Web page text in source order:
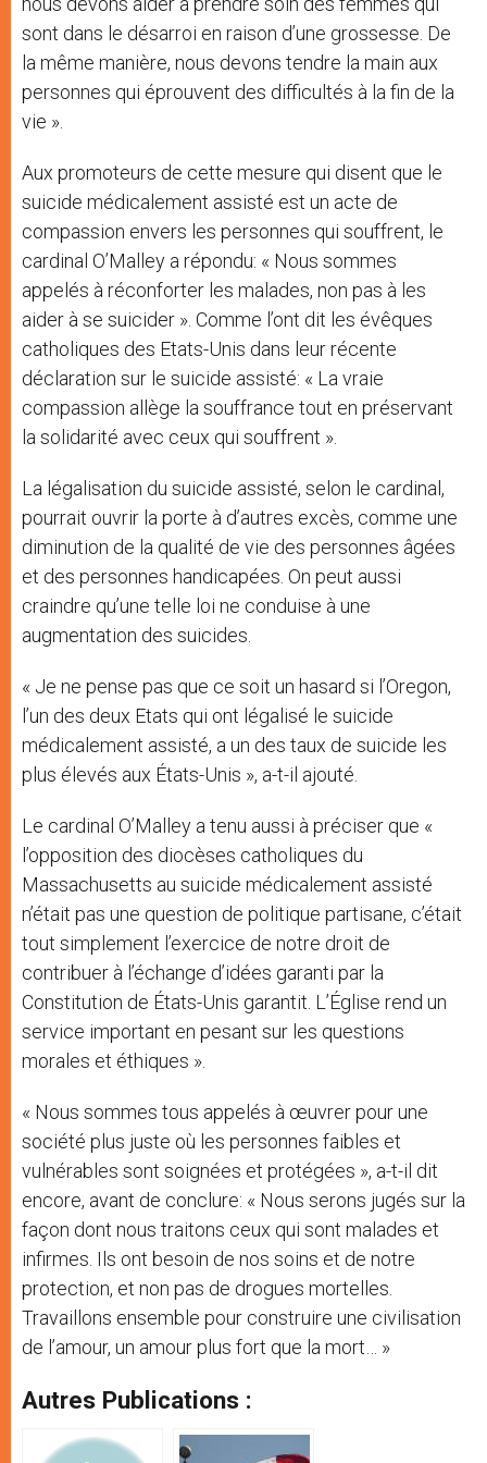
sont dans le désarroi en raison d’une grossesse. De
la même manière, nous devons tendre la main aux
personnes qui éprouvent des difficultés à la fin de la
vie ».
Aux promoteurs de cette mesure qui disent que le
suicide médicalement assisté est un acte de
compassion envers les personnes qui souffrent, le
cardinal O’Malley a répondu: « Nous sommes
appelés à réconforter les malades, non pas à les
aider à se suicider ». Comme l’ont dit les évêques
catholiques des Etats-Unis dans leur récente
déclaration sur le suicide assisté: « La vraie
compassion allège la souffrance tout en préservant
la solidarité avec ceux qui souffrent ».
La légalisation du suicide assisté, selon le cardinal,
pourrait ouvrir la porte à d’autres excès, comme une
diminution de la qualité de vie des personnes âgées
et des personnes handicapées. On peut aussi
craindre qu’une telle loi ne conduise à une
augmentation des suicides.
« Je ne pense pas que ce soit un hasard si l’Oregon,
l’un des deux Etats qui ont légalisé le suicide
médicalement assisté, a un des taux de suicide les
plus élevés aux États-Unis », a-t-il ajouté.
Le cardinal O’Malley a tenu aussi à préciser que «
l’opposition des diocèses catholiques du
Massachusetts au suicide médicalement assisté
n’était pas une question de politique partisane, c’était
tout simplement l’exercice de notre droit de
contribuer à l’échange d’idées garanti par la
Constitution de États-Unis garantit. L’Église rend un
service important en pesant sur les questions
morales et éthiques ».
« Nous sommes tous appelés à œuvrer pour une
société plus juste où les personnes faibles et
vulnérables sont soignées et protégées », a-t-il dit
encore, avant de conclure: « Nous serons jugés sur la
façon dont nous traitons ceux qui sont malades et
infirmes. Ils ont besoin de nos soins et de notre
protection, et non pas de drogues mortelles.
Travaillons ensemble pour construire une civilisation
de l’amour, un amour plus fort que la mort… »
Autres Publications :